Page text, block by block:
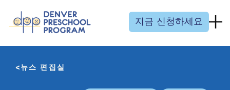
지금 신청하세요
뉴스 편집실